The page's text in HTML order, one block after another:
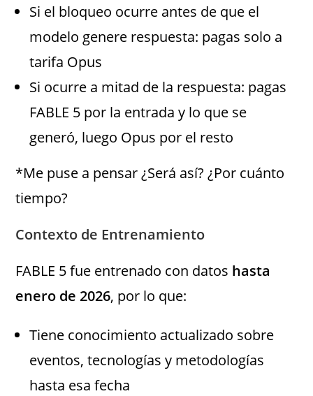
Si el bloqueo ocurre antes de que el
modelo genere respuesta: pagas solo a
tarifa Opus
Si ocurre a mitad de la respuesta: pagas
FABLE 5 por la entrada y lo que se
generó, luego Opus por el resto
*Me puse a pensar ¿Será así? ¿Por cuánto
tiempo?
Contexto de Entrenamiento
FABLE 5 fue entrenado con datos hasta
enero de 2026, por lo que:
Tiene conocimiento actualizado sobre
eventos, tecnologías y metodologías
hasta esa fecha